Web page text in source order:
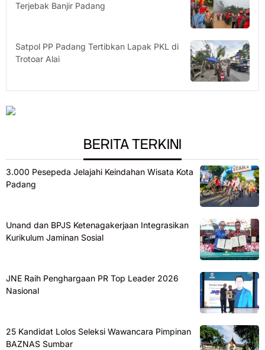
Terjebak Banjir Padang
Satpol PP Padang Tertibkan Lapak PKL di
Trotoar Alai
BERITA TERKINI
3.000 Pesepeda Jelajahi Keindahan Wisata Kota
Padang
Unand dan BPJS Ketenagakerjaan Integrasikan
Kurikulum Jaminan Sosial
JNE Raih Penghargaan PR Top Leader 2026
Nasional
25 Kandidat Lolos Seleksi Wawancara Pimpinan
BAZNAS Sumbar